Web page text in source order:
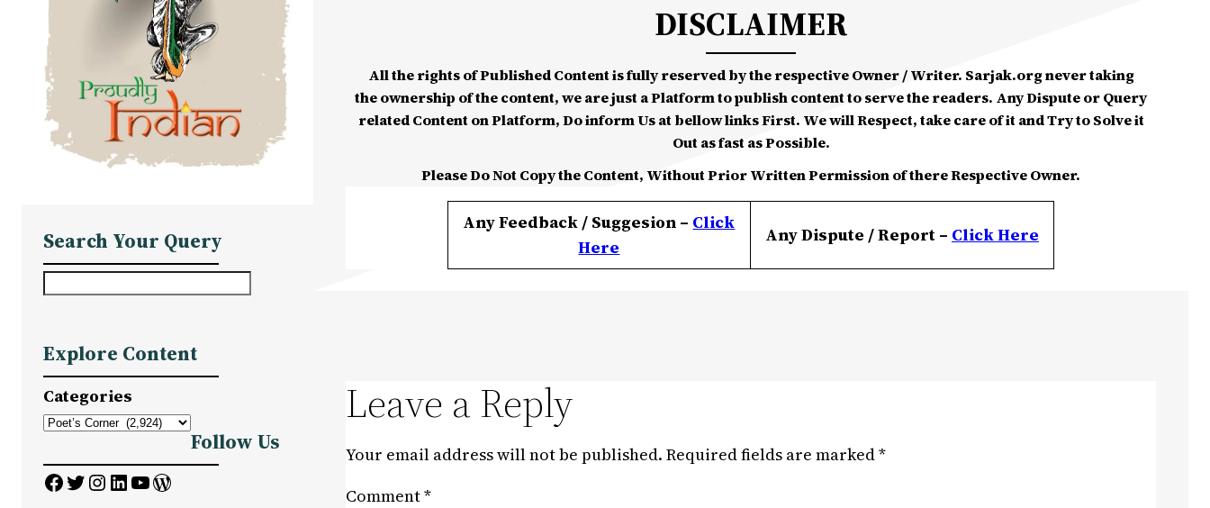
Search Your Query
r
c
h
Explore Content
Categories
Follow Us
Facebook Twitter InstagramLinkedIn YouTube WordPress
DISCLAIMER
All the rights of Published Content is fully reserved by the respective Owner / Writer. Sarjak.org never taking
the ownership of the content, we are just a Platform to publish content to serve the readers. Any Dispute or Query
related Content on Platform, Do inform Us at bellow links First. We will Respect, take care of it and Try to Solve it
Out as fast as Possible.
Please Do Not Copy the Content, Without Prior Written Permission of there Respective Owner.
Any Feedback / Suggesion – Click
Here
Any Dispute / Report – ClickHere
Leave a Reply
Your email address will not be published. Required fields are marked*
Comment*